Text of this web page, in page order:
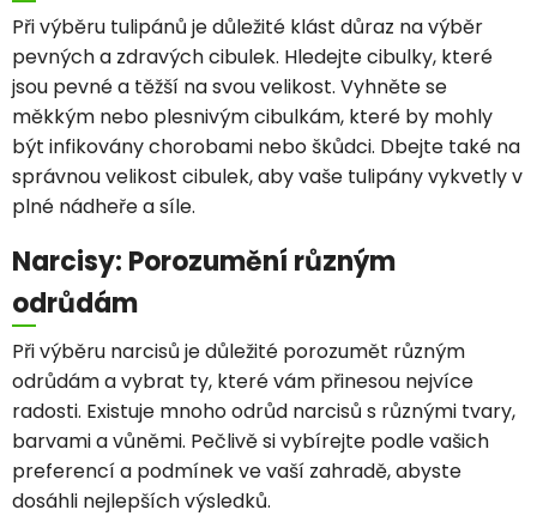
Při výběru tulipánů je důležité klást důraz na výběr
pevných a zdravých cibulek. Hledejte cibulky, které
jsou pevné a těžší na svou velikost. Vyhněte se
měkkým nebo plesnivým cibulkám, které by mohly
být infikovány chorobami nebo škůdci. Dbejte také na
správnou velikost cibulek, aby vaše tulipány vykvetly v
plné nádheře a síle.
Narcisy: Porozumění různým
odrůdám
Při výběru narcisů je důležité porozumět různým
odrůdám a vybrat ty, které vám přinesou nejvíce
radosti. Existuje mnoho odrůd narcisů s různými tvary,
barvami a vůněmi. Pečlivě si vybírejte podle vašich
preferencí a podmínek ve vaší zahradě, abyste
dosáhli nejlepších výsledků.